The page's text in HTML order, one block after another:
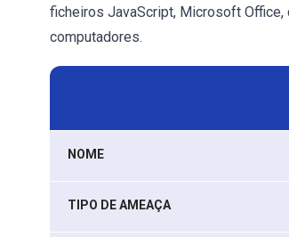
ficheiros JavaScript, Microsoft
computadores.
NOME
TIPO DE AMEAÇA